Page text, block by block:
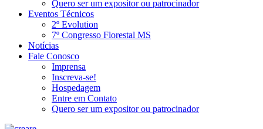
Quero ser um expositor ou patrocinador
Eventos Técnicos
2º Evolution
7º Congresso Florestal MS
Notícias
Fale Conosco
Imprensa
Inscreva-se!
Hospedagem
Entre em Contato
Quero ser um expositor ou patrocinador